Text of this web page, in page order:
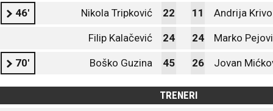
46' Nikola Tripković 22 11 Andrija
Filip Kalačević 24 24 Marko
70' Boško Guzina 45 26 Jovan
TRENERI